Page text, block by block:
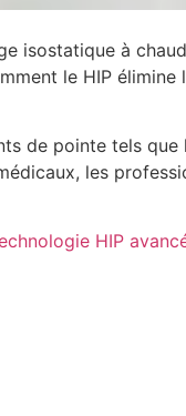
isostatique à
le HIP
de pointe tels
les
HIP